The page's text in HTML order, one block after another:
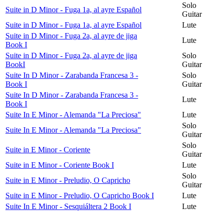
Suite in D Minor - Fuga 1a, al ayre Español
Solo
Guitar
Suite in D Minor - Fuga 1a, al ayre Español
Lute
Suite in D Minor - Fuga 2a, al ayre de jiga
Book I
Lute
Suite in D Minor - Fuga 2a, al ayre de jiga
BookI
Solo
Guitar
Suite In D Minor - Zarabanda Francesa 3 -
Book I
Solo
Guitar
Suite In D Minor - Zarabanda Francesa 3 -
Book I
Lute
Suite In E Minor - Alemanda "La Preciosa"
Lute
Suite In E Minor - Alemanda "La Preciosa"
Solo
Guitar
Suite in E Minor - Coriente
Solo
Guitar
Suite in E Minor - Coriente Book I
Lute
Suite in E Minor - Preludio, O Capricho
Solo
Guitar
Suite in E Minor - Preludio, O Capricho Book I
Lute
Suite In E Minor - Sesquiáltera 2 Book I
Lute